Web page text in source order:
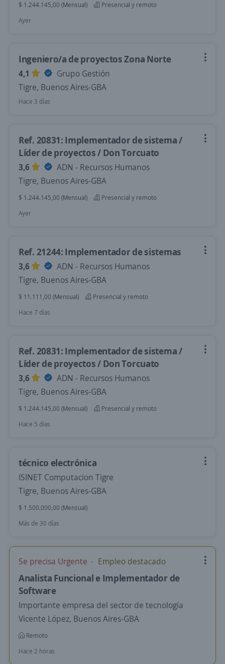
$ 1.244.145,00 (Mensual)
Presencial y remoto
Ayer
Ingeniero/a de proyectos Zona Norte
4,1
Grupo Gestión
Tigre, Buenos Aires-GBA
Hace 3 días
Ref. 20831: Implementador de sistema /
Líder de proyectos / Don Torcuato
3,6
ADN - Recursos Humanos
Tigre, Buenos Aires-GBA
$ 1.244.145,00 (Mensual)
Presencial y remoto
Ayer
Ref. 21244: Implementador de sistemas
3,6
ADN - Recursos Humanos
Tigre, Buenos Aires-GBA
$ 11.111,00 (Mensual)
Presencial y remoto
Hace 7 días
Ref. 20831: Implementador de sistema /
Líder de proyectos / Don Torcuato
3,6
ADN - Recursos Humanos
Tigre, Buenos Aires-GBA
$ 1.244.145,00 (Mensual)
Presencial y remoto
Hace 5 días
técnico electrónica
ISINET Computacion Tigre
Tigre, Buenos Aires-GBA
$ 1.500.000,00 (Mensual)
Más de 30 días
Se precisa Urgente Empleo destacado
Analista Funcional e Implementador de
Software
Importante empresa del sector de tecnología
Vicente López, Buenos Aires-GBA
Remoto
Hace 2 horas